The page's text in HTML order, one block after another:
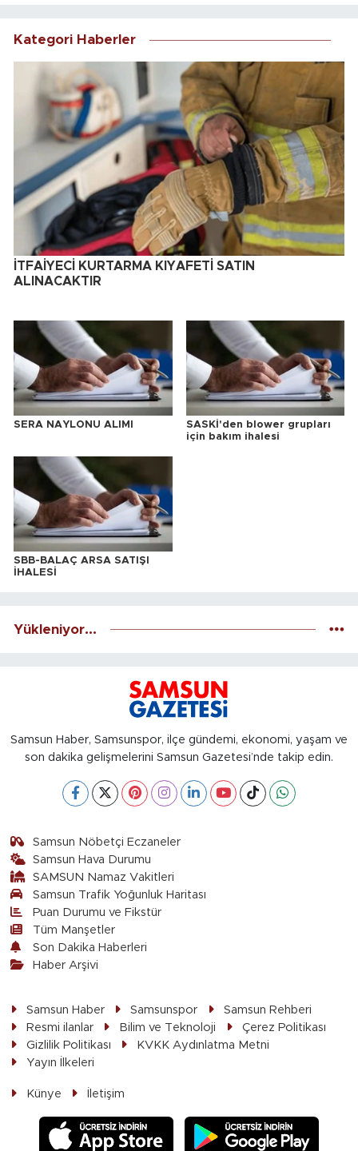
Kategori Haberler
İTFAİYECİ KURTARMA KIYAFETİ SATIN
ALINACAKTIR
SERA NAYLONU ALIMI
SASKİ'den blower grupları
için bakım ihalesi
SBB-BALAÇ ARSA SATIŞI
İHALESİ
Yükleniyor...
Samsun Haber, Samsunspor, ilçe gündemi, ekonomi, yaşam ve
son dakika gelişmelerini Samsun Gazetesi’nde takip edin.
Samsun Nöbetçi Eczaneler
Samsun Hava Durumu
SAMSUN Namaz Vakitleri
Samsun Trafik Yoğunluk Haritası
Puan Durumu ve Fikstür
Tüm Manşetler
Son Dakika Haberleri
Haber Arşivi
Samsun Haber Samsunspor
Samsun Rehberi
Resmi ilanlar
Bilim ve Teknoloji
Çerez Politikası
Gizlilik Politikası
KVKK Aydınlatma Metni
Yayın İlkeleri
Künye İletişim